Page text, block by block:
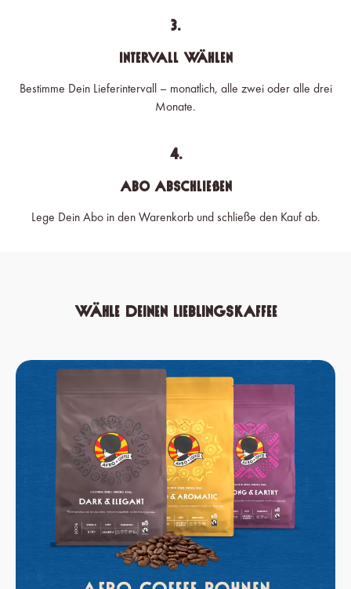
3.
Intervall wählen
Bestimme Dein Lieferintervall – monatlich, alle zwei oder alle drei
Monate.
4.
Abo abschließen
Lege Dein Abo in den Warenkorb und schließe den Kauf ab.
Wähle Deinen Lieblingskaffee